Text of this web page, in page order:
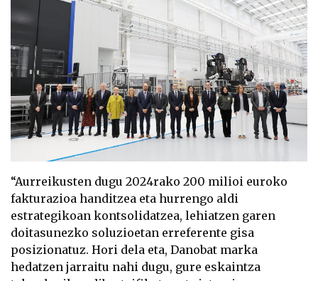
“Aurreikusten dugu 2024rako 200 milioi euroko
fakturazioa handitzea eta hurrengo aldi
estrategikoan kontsolidatzea, lehiatzen garen
doitasunezko soluzioetan erreferente gisa
posizionatuz. Hori dela eta, Danobat marka
hedatzen jarraitu nahi dugu, gure eskaintza